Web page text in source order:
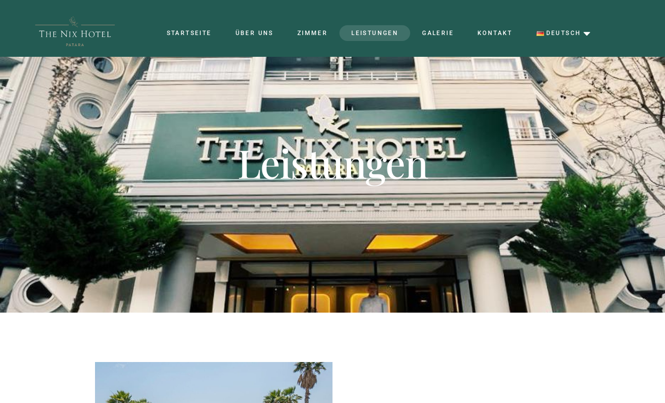
STARTSEITE ÜBER UNS ZIMMER LEISTUNGEN GALERIE KONTAKT DEUTSCH
Leistungen